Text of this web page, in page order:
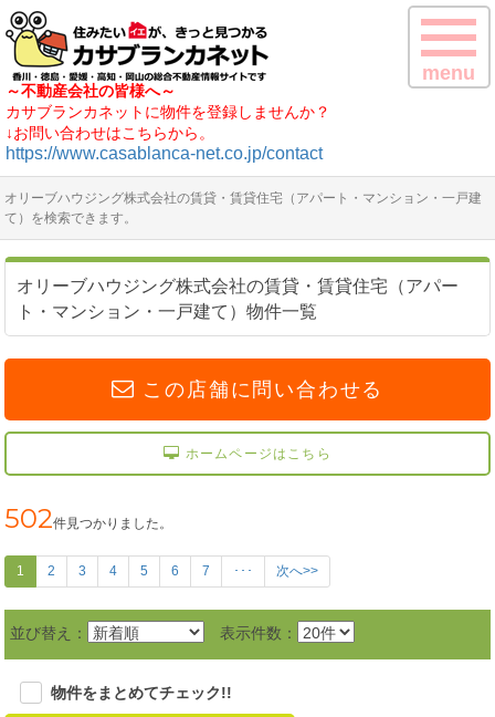
～不動産会社の皆様へ～
カサブランカネットに物件を登録しませんか？
↓お問い合わせはこちらから。
https://www.casablanca-net.co.jp/contact
menu
オリーブハウジング株式会社の賃貸・賃貸住宅（アパート・マンション・一戸建
て）を検索できます。
オリーブハウジング株式会社の賃貸・賃貸住宅（アパー
ト・マンション・一戸建て）物件一覧
この店舗に問い合わせる
ホームページはこちら
502件見つかりました。
1 2 3 4 5 6 7 ･･･ 次へ>>
並び替え： 表示件数：
物件をまとめてチェック!!